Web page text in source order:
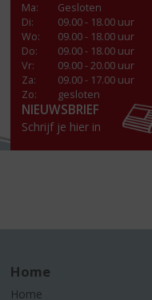
Ma:
Gesloten
Di:
09.00 - 18.00 uur
Wo:
09.00 - 18.00 uur
Do:
09.00 - 18.00 uur
Vr:
09.00 - 20.00 uur
Za:
09.00 - 17.00 uur
Zo:
gesloten
NIEUWSBRIEF
Schrijf je hier in
Home
Home